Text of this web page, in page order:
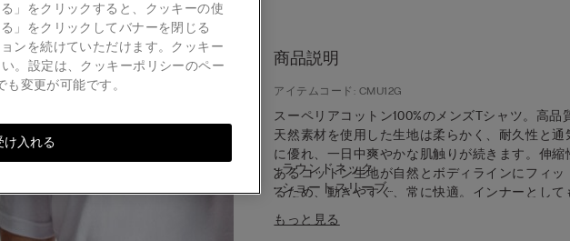
商品説明
アイテムコード: CMU12G
スーペリアコットン100%のメンズTシャツ。高品
天然素材を使用した生地は柔らかく、耐久性と通
に優れ、一日中爽やかな肌触りが続きます。伸縮
あるコットン生地が自然とボディラインにフィッ
るため、動きやすく、常に快適。インナーとして
ップスとしてもお使いいただける、シンプルで実
なショートスリーブのTシャツです。
• ラウンドネック
• ショートスリーブ
• モデル身長185cm、Lサイズを着用
もっと見る
」をクリックすると、クッキーの使
」をクリックしてバナーを閉じる
ンを続けていただけます。クッキー
。設定は、クッキーポリシーのペー
変更が可能です。
け入れる